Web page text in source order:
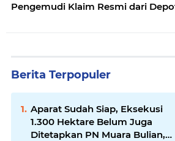
Pengemudi Klaim Resmi dari
Berita Terpopuler
Aparat Sudah Siap, Eksekusi
1.300 Hektare Belum Juga
Ditetapkan PN Muara Bulian,